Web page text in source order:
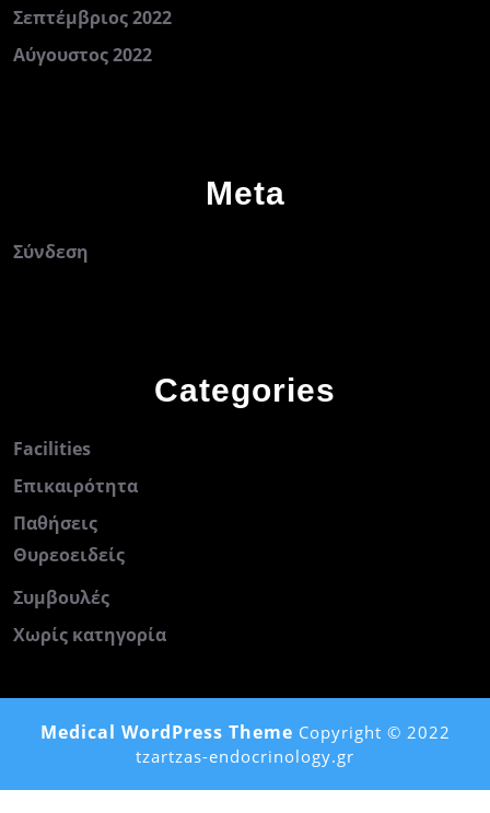
Σεπτέμβριος 2022
Αύγουστος 2022
Meta
Σύνδεση
Categories
Facilities
Επικαιρότητα
Παθήσεις
Θυρεοειδείς
Συμβουλές
Χωρίς κατηγορία
Medical WordPress Theme Copyright © 2022
tzartzas-endocrinology.gr